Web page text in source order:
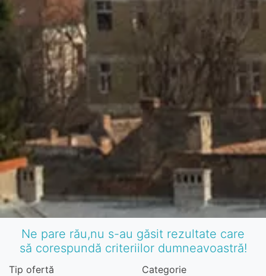
Ne pare rău,nu s-au găsit rezultate care
să corespundă criteriilor dumneavoastră!
Tip ofertă Categorie